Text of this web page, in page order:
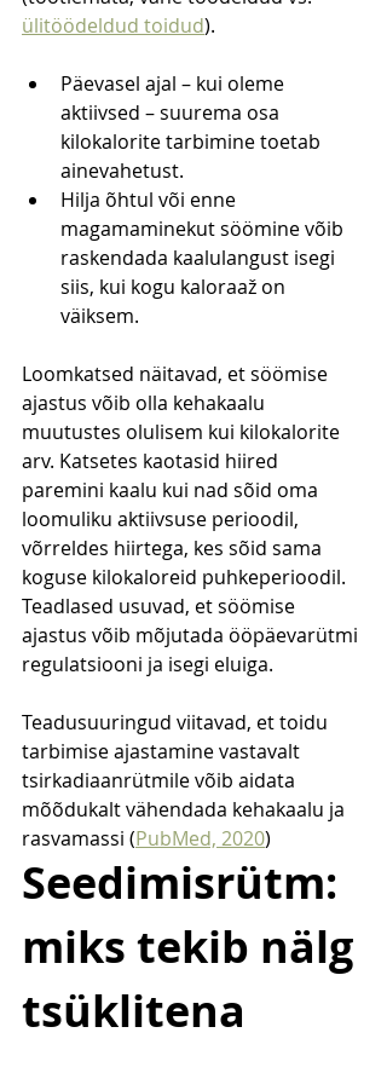
ülitöödeldud toidud).
Päevasel ajal – kui oleme
aktiivsed – suurema osa
kilokalorite tarbimine toetab
ainevahetust.
Hilja õhtul või enne
magamaminekut söömine võib
raskendada kaalulangust isegi
siis, kui kogu kaloraaž on
väiksem.
Loomkatsed näitavad, et söömise
ajastus võib olla kehakaalu
muutustes olulisem kui kilokalorite
arv. Katsetes kaotasid hiired
paremini kaalu kui nad sõid oma
loomuliku aktiivsuse perioodil,
võrreldes hiirtega, kes sõid sama
koguse kilokaloreid puhkeperioodil.
Teadlased usuvad, et söömise
ajastus võib mõjutada ööpäevarütmi
regulatsiooni ja isegi eluiga.
Teadusuuringud viitavad, et toidu
tarbimise ajastamine vastavalt
tsirkadiaanrütmile võib aidata
mõõdukalt vähendada kehakaalu ja
rasvamassi (PubMed, 2020)
Seedimisrütm:
miks tekib nälg
tsüklitena